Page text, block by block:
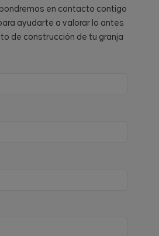
en contacto contigo
ayudarte a valorar lo antes
de construcción de tu granja